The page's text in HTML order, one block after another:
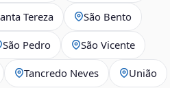
Tereza São Bento
São Pedro São Vicente
Tancredo Neves União